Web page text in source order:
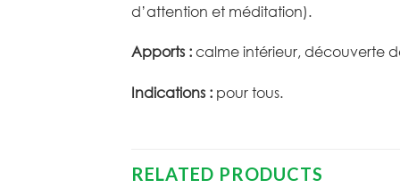
d’attention et méditation).
Apports :calme intérieur, découverte
Indications : pour tous.
RELATED PRODUCTS